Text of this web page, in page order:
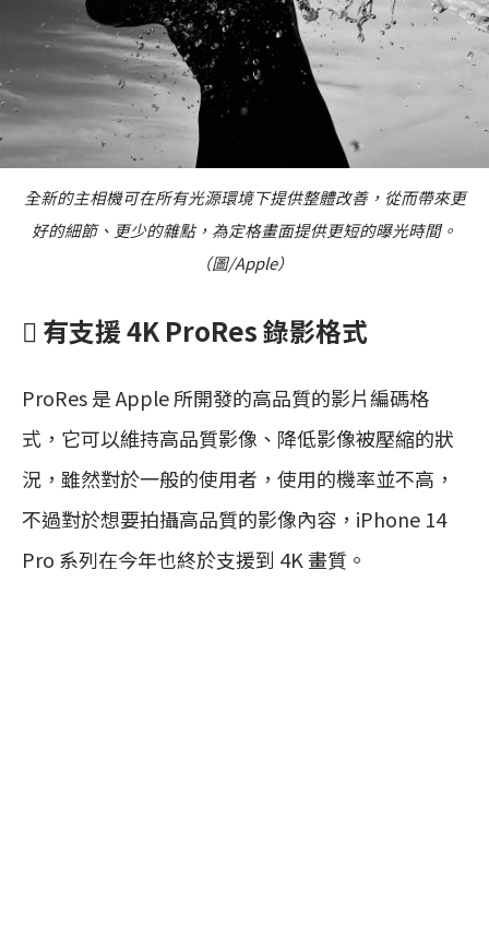
全新的主相機可在所有光源環境下提供整體改善，從而帶來更
好的細節、更少的雜點，為定格畫面提供更短的曝光時間。
（圖/Apple）
 有支援 4K ProRes 錄影格式
ProRes 是 Apple 所開發的高品質的影片編碼格
式，它可以維持高品質影像、降低影像被壓縮的狀
況，雖然對於一般的使用者，使用的機率並不高，
不過對於想要拍攝高品質的影像內容，iPhone 14
Pro 系列在今年也終於支援到 4K 畫質。